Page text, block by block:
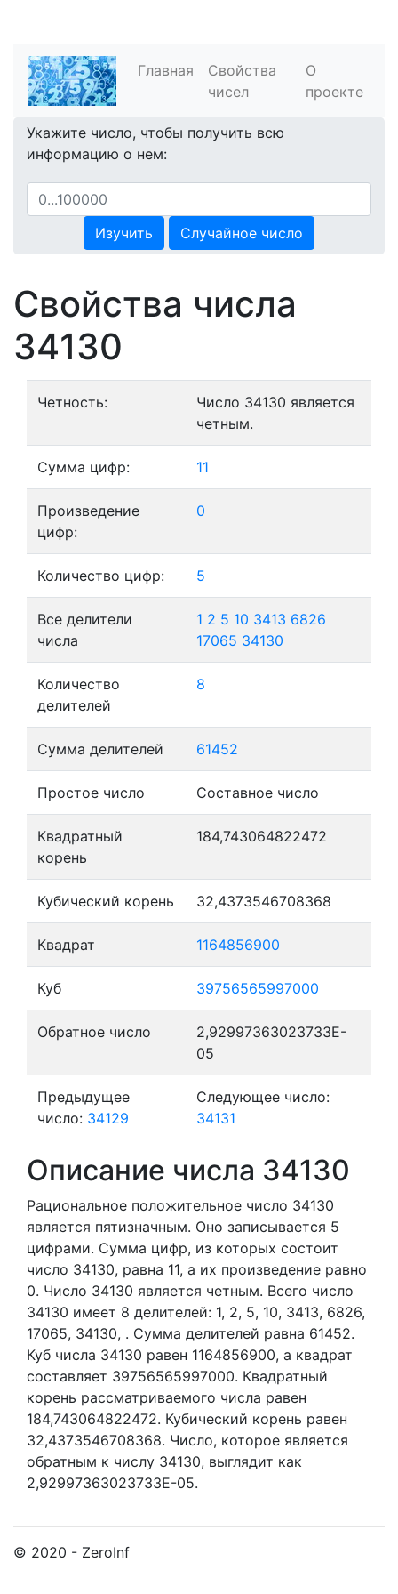
Главная
Свойства
чисел
О
проекте
Укажите число, чтобы получить всю
информацию о нем:
Изучить Случайное число
Свойства числа
34130
Четность:
Число 34130 является
четным.
Сумма цифр: 11
Произведение
цифр:
0
Количество цифр: 5
Все делители
числа
1 2 5 10 3413 6826
17065 34130
Количество
делителей
8
Сумма делителей 61452
Простое число Составное число
Квадратный
корень
184,743064822472
Кубический корень 32,4373546708368
Квадрат 1164856900
Куб 39756565997000
Обратное число
2,92997363023733E-
05
Предыдущее
число: 34129
Следующее число:
34131
Описание числа 34130
Рациональное положительное число 34130
является пятизначным. Оно записывается 5
цифрами. Сумма цифр, из которых состоит
число 34130, равна 11, а их произведение равно
0. Число 34130 является четным. Всего число
34130 имеет 8 делителей: 1, 2, 5, 10, 3413, 6826,
17065, 34130, . Сумма делителей равна 61452.
Куб числа 34130 равен 1164856900, а квадрат
составляет 39756565997000. Квадратный
корень рассматриваемого числа равен
184,743064822472. Кубический корень равен
32,4373546708368. Число, которое является
обратным к числу 34130, выглядит как
2,92997363023733E-05.
© 2020 - ZeroInf